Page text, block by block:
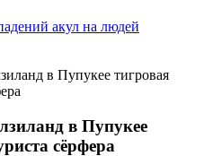
акул на людей
в Пупукее тигровая
в Пупукее
сёрфера